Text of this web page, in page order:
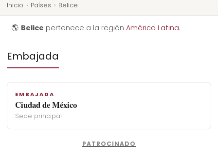
Inicio › Países › Belice
🌎 Belice pertenece a la región América Latina.
Embajada
EMBAJADA
Ciudad de México
Sede principal